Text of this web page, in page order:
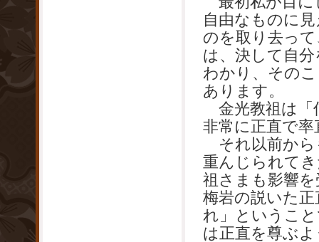
自由なものに
のを取り去っ
は、決して自
わかり、その
あります。
金光教祖は「
非常に正直で
それ以前から
重んじられて
祖さまも影響
梅岩の説いた
れ」というこ
は正直を尊ぶ